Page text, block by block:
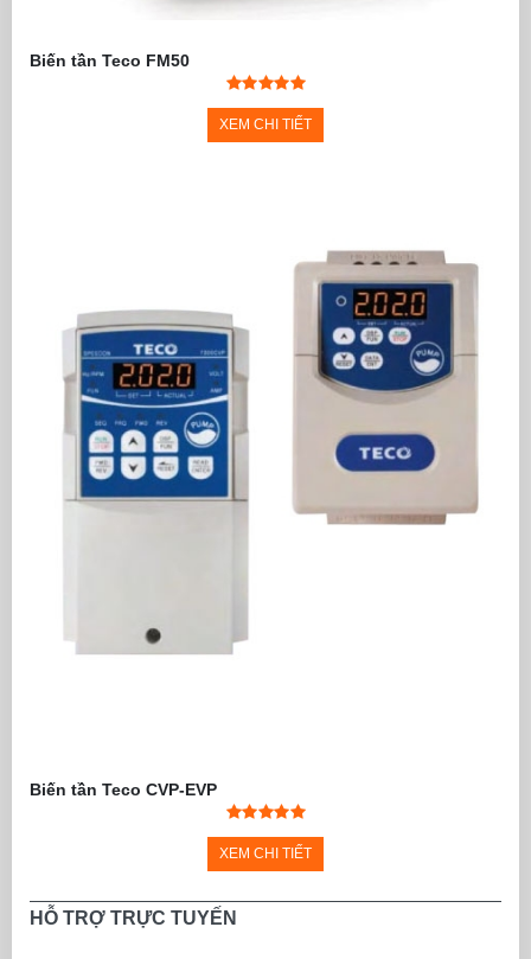
Biến tần Teco FM50
XEM CHI TIẾT
Biến tần Teco CVP-EVP
XEM CHI TIẾT
HỖ TRỢ TRỰC TUYẾN